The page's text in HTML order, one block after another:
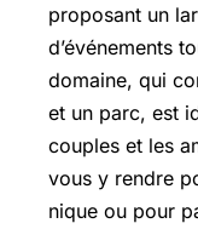
proposant un
d’événements
domaine, qui
et un parc, est
couples et les
vous y rendre
nique ou pour